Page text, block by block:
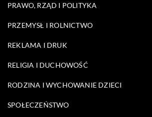
PRAWO, RZĄD I POLITYKA
PRZEMYSŁ I ROLNICTWO
REKLAMA I DRUK
RELIGIA I DUCHOWOŚĆ
RODZINA I WYCHOWANIE DZIECI
SPOŁECZEŃSTWO